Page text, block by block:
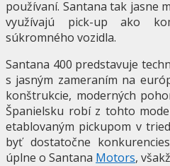
používaní. Santana tak jasne
využívajú pick-up ako
súkromného vozidla.
Santana 400 predstavuje
s jasným zameraním na
konštrukcie, moderných
Španielsku robí z tohto
etablovaným pickupom v
byť dostatočne
úplne o Santana Motors,